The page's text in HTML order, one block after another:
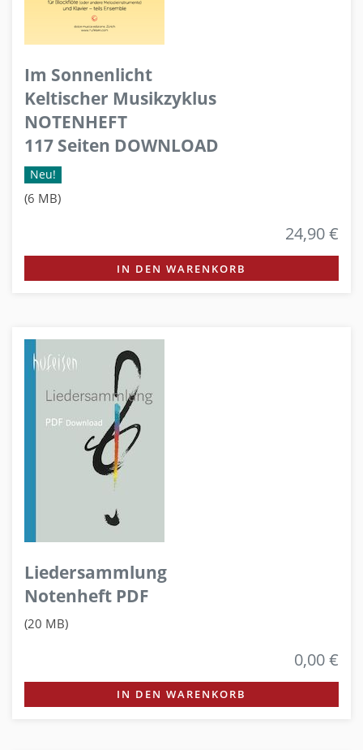
Im Sonnenlicht
Keltischer Musikzyklus
NOTENHEFT
117 Seiten DOWNLOAD
Neu!
(6 MB)
24,90 €
IN DEN WARENKORB
Liedersammlung
Notenheft PDF
(20 MB)
0,00 €
IN DEN WARENKORB